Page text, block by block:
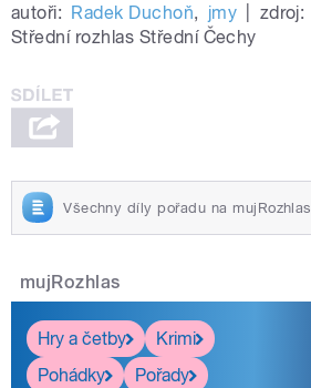
autoři: Radek Duchoň, jmy
zdroj:
Střední rozhlas Střední Čechy
Všechny díly pořadu na mujRozhlas
mujRozhlas
Hry a četby
Krimi
Pohádky
Pořady